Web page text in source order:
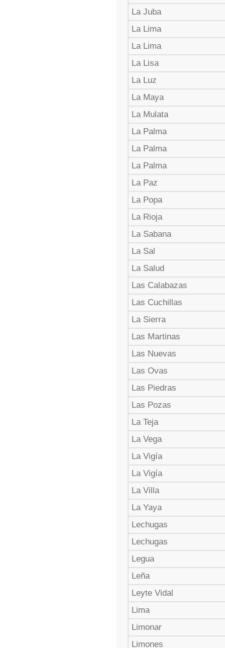
La Juba
La Lima
La Lima
La Lisa
La Luz
La Maya
La Mulata
La Palma
La Palma
La Palma
La Paz
La Popa
La Rioja
La Sabana
La Sal
La Salud
Las Calabazas
Las Cuchillas
La Sierra
Las Martinas
Las Nuevas
Las Ovas
Las Piedras
Las Pozas
La Teja
La Vega
La Vigía
La Vigía
La Villa
La Yaya
Lechugas
Lechugas
Legua
Leña
Leyte Vidal
Lima
Limonar
Limones